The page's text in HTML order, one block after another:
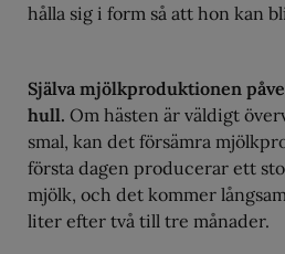
hålla sig i form så att hon kan
Själva mjölkproduktionen
hull. Om hästen är väldigt
smal, kan det försämra
första dagen producerar ett
mjölk, och det kommer
liter efter två till tre månader.